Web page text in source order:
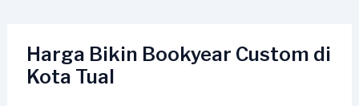
kontenHarga Bikin Bookyear Custom di
Kota Tual